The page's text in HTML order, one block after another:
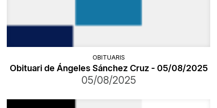
OBITUARIS
Obituari de Ángeles Sánchez Cruz - 05/08/2025
05/08/2025